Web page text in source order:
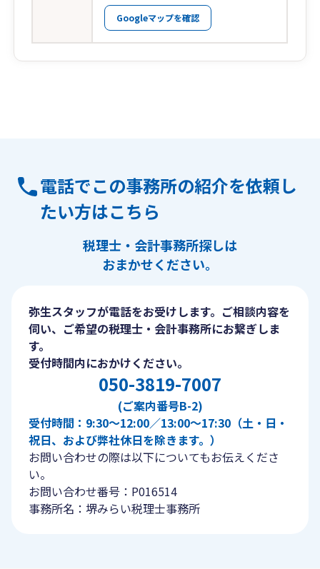
Googleマップを確認
電話でこの事務所の紹介を依頼し
たい方はこちら
税理士・会計事務所探しは
おまかせください。
弥生スタッフが電話をお受けします。ご相談内容を
伺い、ご希望の税理士・会計事務所にお繋ぎしま
す。
受付時間内におかけください。
050-3819-7007
(ご案内番号B-2)
受付時間：9:30〜12:00／13:00〜17:30（土・日・
祝日、および弊社休日を除きます。）
お問い合わせの際は以下についてもお伝えくださ
い。
お問い合わせ番号：P016514
事務所名：堺みらい税理士事務所